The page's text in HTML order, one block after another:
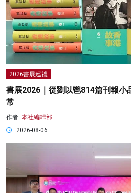
2026書展巡禮
書展2026｜從劉以鬯814篇刊報小
常
作者: 本社編輯部
2026-08-06